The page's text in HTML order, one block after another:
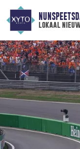
lokaal